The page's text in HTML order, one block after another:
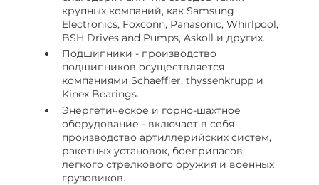
крупных компаний, как Samsung
Electronics, Foxconn, Panasonic, Whirlpool,
BSH Drives and Pumps, Askoll и других.
Подшипники - производство
подшипников осуществляется
компаниями Schaeffler, thyssenkrupp и
Kinex Bearings.
Энергетическое и горно-шахтное
оборудование - включает в себя
производство артиллерийских систем,
ракетных установок, боеприпасов,
легкого стрелкового оружия и военных
грузовиков.